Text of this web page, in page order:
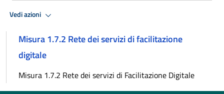
Vedi azioni
Misura 1.7.2 Rete dei servizi di facilitazione
digitale
Misura 1.7.2 Rete dei servizi di Facilitazione Digitale